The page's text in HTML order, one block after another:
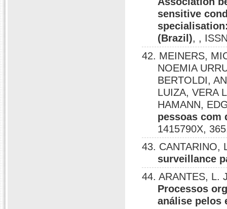
sensitive
(Brazil), ,
42. MEINERS,
NOEMIA
BERTOLDI,
LUIZA, VERA
HAMANN,
pessoas com
1415790X,
43. CANTARINO,
surveillance
44. ARANTES, L.
Processos
análise pelos